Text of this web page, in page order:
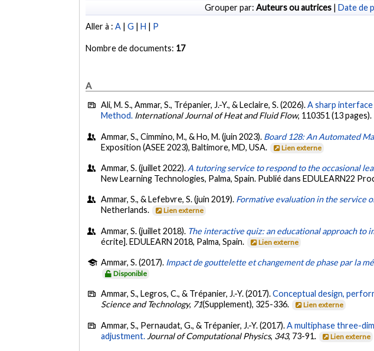
Grouper par: Auteurs ou autrices | Date de
Aller à :A |G |H | P
Nombre de documents: 17
A
Ali, M. S., Ammar, S., Trépanier, J.-Y., & Leclaire, S. (2026).A sharp interface
Method. International Journal of Heat and Fluid Flow, 110351 (13 pages).
Ammar, S., Cimmino, M., & Ho, M. (juin 2023). Board 128: An Automated
Exposition (ASEE 2023), Baltimore, MD, USA.
Lien externe
Ammar, S. (juillet 2022). A tutoring service to respond to the occasional
New Learning Technologies, Palma, Spain. Publié dans EDULEARN22
Ammar, S., & Lefebvre, S. (juin 2019). Formative evaluation in the service
Netherlands.
Lien externe
Ammar, S. (juillet 2018). The interactive quiz: an educational approach
écrite]. EDULEARN 2018, Palma, Spain.
Lien externe
Ammar, S. (2017). Impact de gouttelette et changement de phase par la
Disponible
Ammar, S., Legros, C., & Trépanier, J.-Y. (2017).Conceptual design,
Science and Technology, 71(Supplement), 325-336. Lien externe
Ammar, S., Pernaudat, G., & Trépanier, J.-Y. (2017).A multiphase three-
adjustment. Journal of Computational Physics, 343, 73-91. Lien externe